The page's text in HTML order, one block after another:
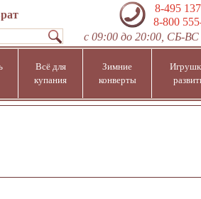
8-495
8-800
с 09:00 до 20:00, СБ-ВС
Всё для
купания
Зимние
конверты